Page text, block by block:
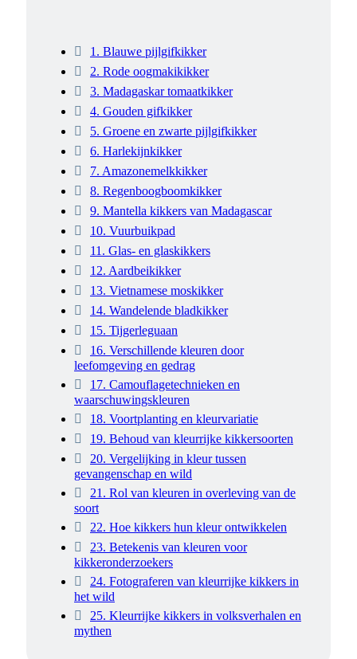
1. Blauwe pijlgifkikker
2. Rode oogmakikikker
3. Madagaskar tomaatkikker
4. Gouden gifkikker
5. Groene en zwarte pijlgifkikker
6. Harlekijnkikker
7. Amazonemelkkikker
8. Regenboogboomkikker
9. Mantella kikkers van Madagascar
10. Vuurbuikpad
11. Glas- en glaskikkers
12. Aardbeikikker
13. Vietnamese moskikker
14. Wandelende bladkikker
15. Tijgerleguaan
16. Verschillende kleuren door
leefomgeving en gedrag
17. Camouflagetechnieken en
waarschuwingskleuren
18. Voortplanting en kleurvariatie
19. Behoud van kleurrijke kikkersoorten
20. Vergelijking in kleur tussen
gevangenschap en wild
21. Rol van kleuren in overleving van de
soort
22. Hoe kikkers hun kleur ontwikkelen
23. Betekenis van kleuren voor
kikkeronderzoekers
24. Fotograferen van kleurrijke kikkers in
het wild
25. Kleurrijke kikkers in volksverhalen en
mythen